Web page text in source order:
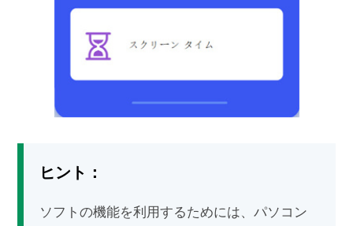
ヒント：
ソフトの機能を利用するためには、パソコン